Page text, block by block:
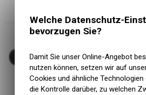
Welche Datenschutz-
bevorzugen Sie?
Damit Sie unser Online-Angebot
nutzen können, setzen wir auf
Cookies und ähnliche Technologien
die Kontrolle darüber, zu welchen